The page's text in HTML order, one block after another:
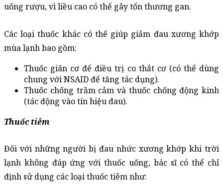
uống rượu, vì liều cao có thể gây tổn thương gan.
Các loại thuốc khác có thể giúp giảm đau xương khớp
mùa lạnh bao gồm:
Thuốc giãn cơ để điều trị co thắt cơ (có thể dùng
chung với NSAID để tăng tác dụng).
Thuốc chống trầm cảm và thuốc chống động kinh
(tác động vào tín hiệu đau).
Thuốc tiêm
Đối với những người bị đau nhức xương khớp khi trời
lạnh không đáp ứng với thuốc uống, bác sĩ có thể chỉ
định sử dụng các loại thuốc tiêm như: